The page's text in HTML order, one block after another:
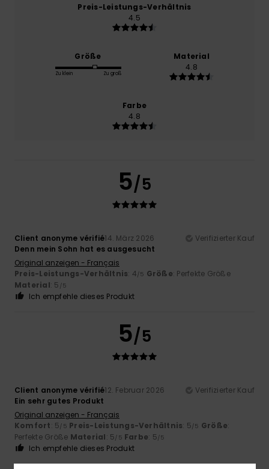
Preis-Leistungs-Verhältnis
4.5
Größe
Zu klein Zu groß
Material
4.8
Farbe
4.8
5/5
Client anonyme vérifié14. März 2026
Verifizierter Kauf
Denn mein Sohn hat es ausgesucht
Original anzeigen - Français
Preis-Leistungs-Verhältnis: 4/5 Größe: Perfekte Größe
Material: 5 /5
Ich empfehle dieses Produkt
5/5
Client anonyme vérifié12. Februar 2026
Verifizierter Kauf
Ein sehr gutes Produkt
Original anzeigen - Français
Komfort: 5/5 Preis-Leistungs-Verhältnis: 5/5 Größe:
Perfekte Größe Material: 5/5 Farbe: 5/5
Ich empfehle dieses Produkt